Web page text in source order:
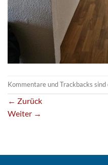
Kommentare und Trackbacks sind
← Zurück
Weiter →